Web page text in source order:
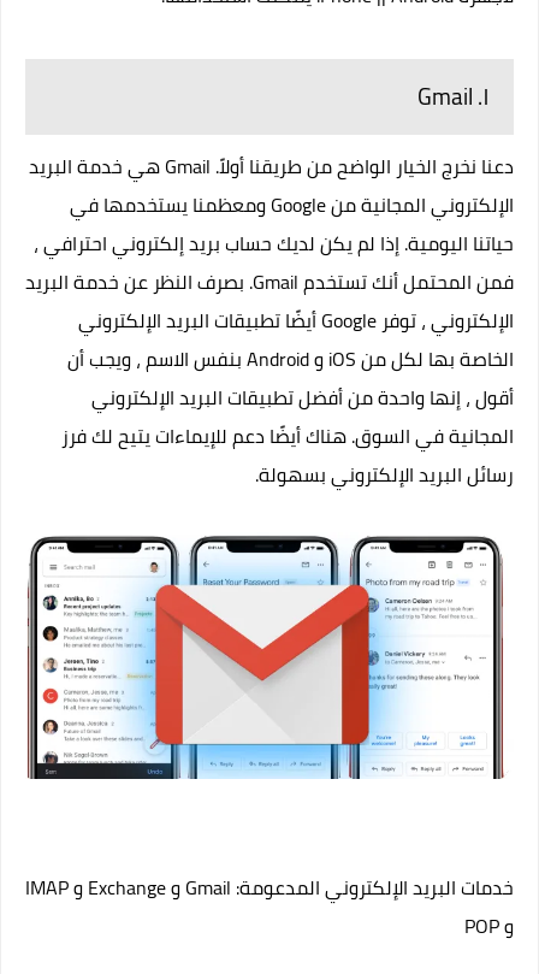
١. Gmail
دعنا نخرج الخيار الواضح من طريقنا أولاً. Gmail هي خدمة البريد
الإلكتروني المجانية من Google ومعظمنا يستخدمها في
حياتنا اليومية. إذا لم يكن لديك حساب بريد إلكتروني احترافي ،
فمن المحتمل أنك تستخدم Gmail. بصرف النظر عن خدمة البريد
الإلكتروني ، توفر Google أيضًا تطبيقات البريد الإلكتروني
الخاصة بها لكل من iOS و Android بنفس الاسم ، ويجب أن
أقول ، إنها واحدة من أفضل تطبيقات البريد الإلكتروني
المجانية في السوق. هناك أيضًا دعم للإيماءات يتيح لك فرز
رسائل البريد الإلكتروني بسهولة.
خدمات البريد الإلكتروني المدعومة: Gmail و Exchange و IMAP
و POP